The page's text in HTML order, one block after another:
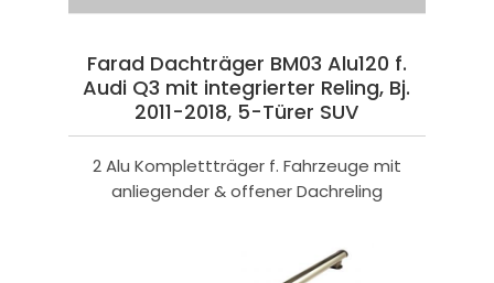
Farad Dachträger BM03 Alu120 f.
Audi Q3 mit integrierter Reling, Bj.
2011-2018, 5-Türer SUV
2 Alu Komplettträger f. Fahrzeuge mit
anliegender & offener Dachreling